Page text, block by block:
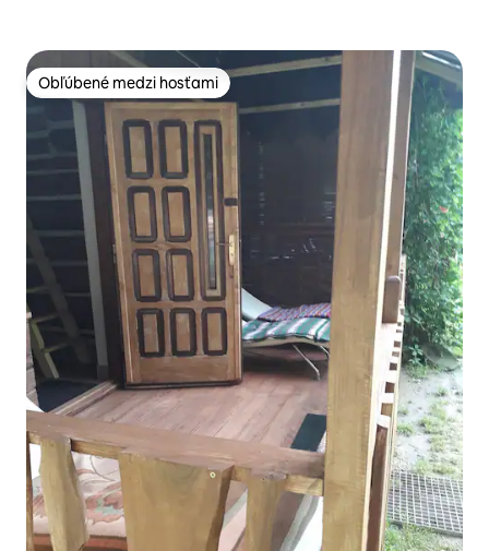
Obľúbené medzi hosťami
Obľúbené medzi hosťami